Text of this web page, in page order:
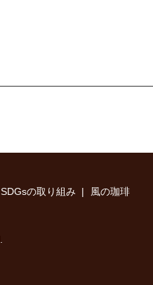
SDGsの取り組み
風の珈琲